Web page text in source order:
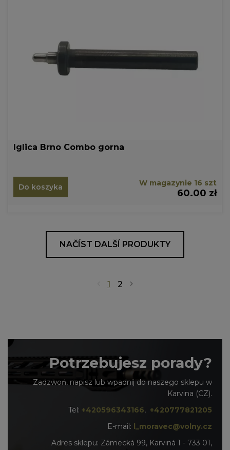
Iglica Brno Combo gorna
Do koszyka W magazynie 16 szt
60.00 zł
NAČÍST DALŠÍ PRODUKTY
1 2
Potrzebujesz porady?
Zadzwoń, napisz lub wpadnij do naszego sklepu w
Karvina (CZ).
Tel: +420596343166, +420777821205
E-mail: l_moravec@volny.cz
Adres sklepu: Zámecká 99, Karviná 1 - 733 01,